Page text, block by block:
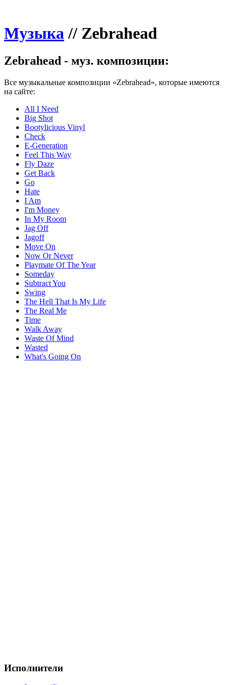
Музыка// Zebrahead
Zebrahead - муз. композиции:
Все музыкальные композиции «Zebrahead», которые имеются
на сайте:
All I Need
Big Shot
Bootylicious Vinyl
Check
E-Generation
Feel This Way
Fly Daze
Get Back
Go
Hate
I Am
I'm Money
In My Room
Jag Off
Jagoff
Move On
Now Or Never
Playmate Of The Year
Someday
Subtract You
Swing
The Hell That Is My Life
The Real Me
Time
Walk Away
Waste Of Mind
Wasted
What's Going On
Исполнители